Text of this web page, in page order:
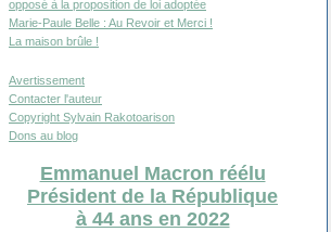
opposé à la proposition de loi adoptée
Marie-Paule Belle : Au Revoir et Merci !
La maison brûle !
Avertissement
Contacter l'auteur
Copyright Sylvain Rakotoarison
Dons au blog
Emmanuel Macron réélu
Président de la République
à 44 ans en 2022